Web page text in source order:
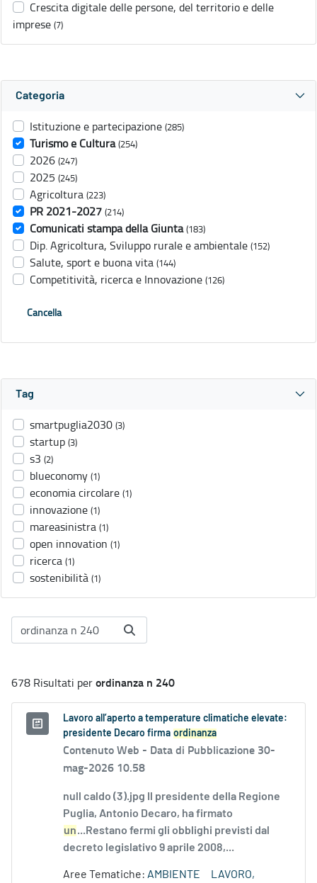
Crescita digitale delle persone, del territorio e delle
imprese (7)
Categoria
Istituzione e partecipazione (285)
Turismo e Cultura (254)
2026 (247)
2025 (245)
Agricoltura (223)
PR 2021-2027 (214)
Comunicati stampa della Giunta (183)
Dip. Agricoltura, Sviluppo rurale e ambientale (152)
Salute, sport e buona vita (144)
Competitività, ricerca e Innovazione (126)
Cancella
Tag
smartpuglia2030 (3)
startup (3)
s3 (2)
blueconomy (1)
economia circolare (1)
innovazione (1)
mareasinistra (1)
open innovation (1)
ricerca (1)
sostenibilità (1)
678 Risultati perordinanza n 240
Lavoro all’aperto a temperature climatiche elevate:
presidente Decaro firma ordinanza
Contenuto Web - Data di Pubblicazione 30-
mag-2026 10.58
null caldo (3).jpg Il presidente della Regione
Puglia, Antonio Decaro, ha firmato
un...Restano fermi gli obblighi previsti dal
decreto legislativo 9 aprile 2008,...
Aree Tematiche: AMBIENTE LAVORO,